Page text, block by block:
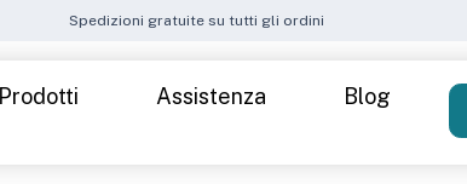
Spedizioni gratuite su tutti gli ordini
Prodotti Assistenza Blog